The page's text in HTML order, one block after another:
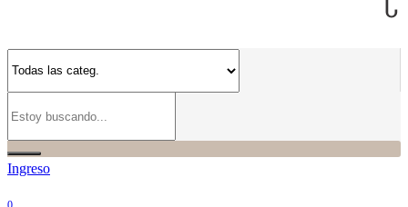
Ingreso